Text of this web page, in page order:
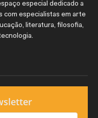
especial dedicado a
com especialistas em arte
literatura, filosofia,